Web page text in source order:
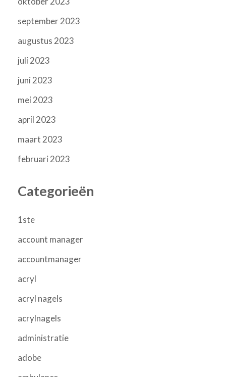
september 2023
augustus 2023
juli 2023
juni 2023
mei 2023
april 2023
maart 2023
februari 2023
Categorieën
1ste
account manager
accountmanager
acryl
acryl nagels
acrylnagels
administratie
adobe